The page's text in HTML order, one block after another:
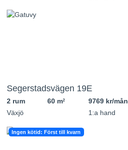
Segerstadsvägen 19E
2 rum 60 m2
9769 kr/mån
Växjö
1:a hand
Ingen kötid: Först till kvarn